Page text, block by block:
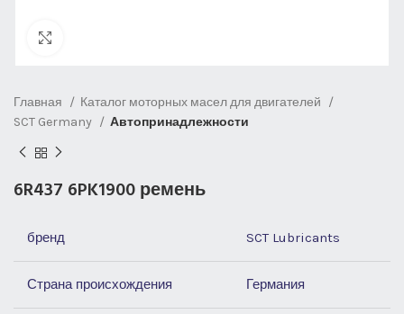
Главная
Каталог моторных масел для двигателей
SCT Germany
Автопринадлежности
6R437 6PK1900 ремень
бренд SCT Lubricants
Страна происхождения Германия